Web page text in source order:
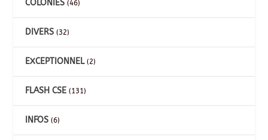
COLONIES (46)
DIVERS (32)
EXCEPTIONNEL(2)
FLASH CSE (131)
INFOS (6)